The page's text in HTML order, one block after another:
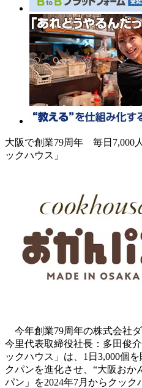
大阪で創業79周年 毎日7,000
ックハウス」
今年創業79周年の株式会社
今里代表取締役社長：多田俊
ックハウス」は、1日3,000個
クパンを進化させ、“大阪おか
パン」を2024年7月からクック